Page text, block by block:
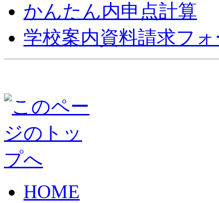
かんたん内申点計算
学校案内資料請求フ
HOME